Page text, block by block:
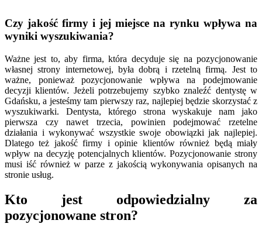
Czy jakość firmy i jej miejsce na rynku wpływa na
wyniki wyszukiwania?
Ważne jest to, aby firma, która decyduje się na pozycjonowanie
własnej strony internetowej, była dobrą i rzetelną firmą. Jest to
ważne, ponieważ pozycjonowanie wpływa na podejmowanie
decyzji klientów. Jeżeli potrzebujemy szybko znaleźć dentystę w
Gdańsku, a jesteśmy tam pierwszy raz, najlepiej będzie skorzystać z
wyszukiwarki. Dentysta, którego strona wyskakuje nam jako
pierwsza czy nawet trzecia, powinien podejmować rzetelne
działania i wykonywać wszystkie swoje obowiązki jak najlepiej.
Dlatego też jakość firmy i opinie klientów również będą miały
wpływ na decyzję potencjalnych klientów. Pozycjonowanie strony
musi iść również w parze z jakością wykonywania opisanych na
stronie usług.
Kto jest odpowiedzialny za
pozycjonowane stron?